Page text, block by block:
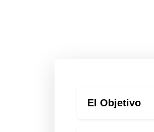
El Objetivo